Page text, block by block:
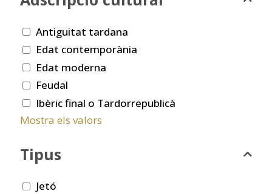
Antiguitat tardana
Edat contemporània
Edat moderna
Feudal
Ibèric final o Tardorrepublicà
Mostra els valors
Tipus
Jetó